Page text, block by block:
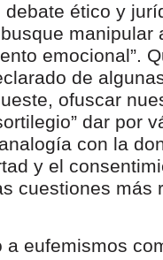
ético y
manipular
emocional”.
de
ofuscar
dar por
con la
y el
cuestiones más
eufemismos